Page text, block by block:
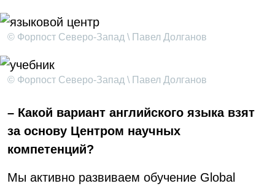
© Форпост Северо-Запад \ Павел Долганов
© Форпост Северо-Запад \ Павел Долганов
– Какой вариант английского языка взят
за основу Центром научных
компетенций?
Мы активно развиваем обучение Global